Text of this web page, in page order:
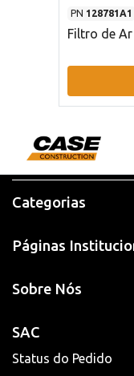
PN 128781A1
Filtro de
Categorias
Páginas
Sobre Nós
SAC
Status do Pedido